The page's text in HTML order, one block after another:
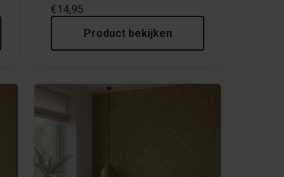
€14,95
Product bekijken